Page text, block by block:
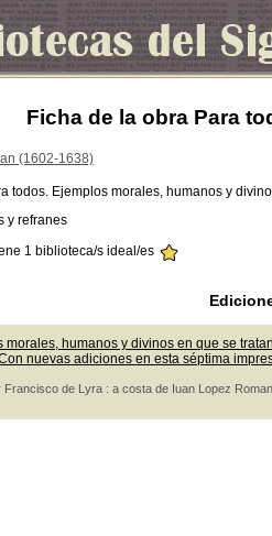
Ficha de la obra Para
(1602-1638)
todos. Ejemplos morales, humanos y
y refranes
1 biblioteca/s ideal/es
morales, humanos y divinos en que se
nuevas adiciones en esta séptima
Francisco de Lyra : a costa de Iuan Lopez